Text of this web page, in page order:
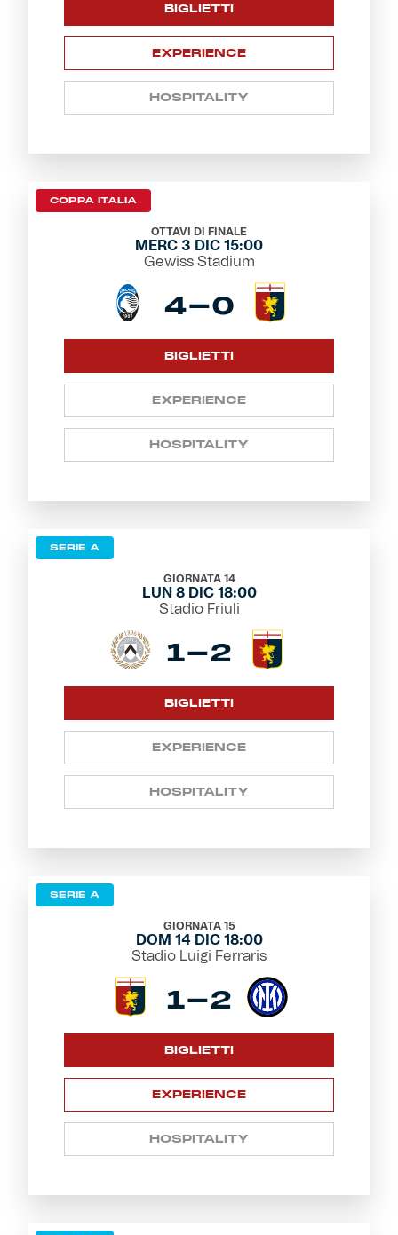
BIGLIETTI
EXPERIENCE
HOSPITALITY
COPPA ITALIA
OTTAVI DI FINALE
MERC 3 DIC 15:00
Gewiss Stadium
4-0
BIGLIETTI
EXPERIENCE
HOSPITALITY
SERIE A
GIORNATA 14
LUN 8 DIC 18:00
Stadio Friuli
1-2
BIGLIETTI
EXPERIENCE
HOSPITALITY
SERIE A
GIORNATA 15
DOM 14 DIC 18:00
Stadio Luigi Ferraris
1-2
BIGLIETTI
EXPERIENCE
HOSPITALITY